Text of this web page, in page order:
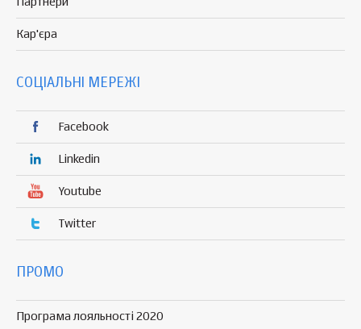
Кар'єра
СОЦІАЛЬНІ МЕРЕЖІ
Facebook
Linkedin
Youtube
Twitter
ПРОМО
Програма лояльності 2020